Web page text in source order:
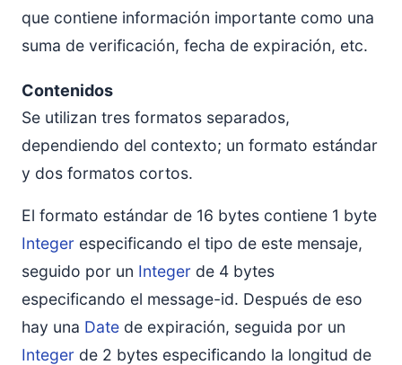
que contiene información importante como una
suma de verificación, fecha de expiración, etc.
Contenidos
Se utilizan tres formatos separados,
dependiendo del contexto; un formato estándar
y dos formatos cortos.
El formato estándar de 16 bytes contiene 1 byte
Integer especificando el tipo de este mensaje,
seguido por un Integer de 4 bytes
especificando el message-id. Después de eso
hay una Date de expiración, seguida por un
Integer de 2 bytes especificando la longitud de